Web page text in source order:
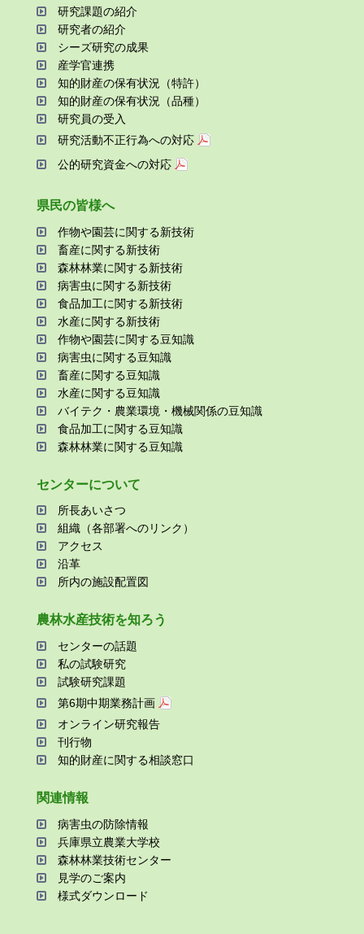
研究課題の紹介
研究者の紹介
シーズ研究の成果
産学官連携
知的財産の保有状況（特許）
知的財産の保有状況（品種）
研究員の受⼊
研究活動不正⾏為への対応
公的研究資金への対応
県⺠の皆様へ
作物や園芸に関する新技術
畜産に関する新技術
森林林業に関する新技術
病害⾍に関する新技術
⾷品加⼯に関する新技術
⽔産に関する新技術
作物や園芸に関する⾖知識
病害⾍に関する⾖知識
畜産に関する⾖知識
⽔産に関する⾖知識
バイテク・農業環境・機械関係の⾖知識
⾷品加⼯に関する⾖知識
森林林業に関する⾖知識
センターについて
所⻑あいさつ
組織（各部署へのリンク）
アクセス
沿⾰
所内の施設配置図
農林⽔産技術を知ろう
センターの話題
私の試験研究
試験研究課題
第6期中期業務計画
オンライン研究報告
刊⾏物
知的財産に関する相談窓⼝
関連情報
病害⾍の防除情報
兵庫県⽴農業⼤学校
森林林業技術センター
⾒学のご案内
様式ダウンロード